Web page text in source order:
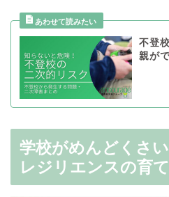
不登
親が
学校がめんどくさ
レジリエンスの育